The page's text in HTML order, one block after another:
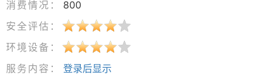
消费情况：
800
安全评估：
环境设备：
服务内容：
登录后显示